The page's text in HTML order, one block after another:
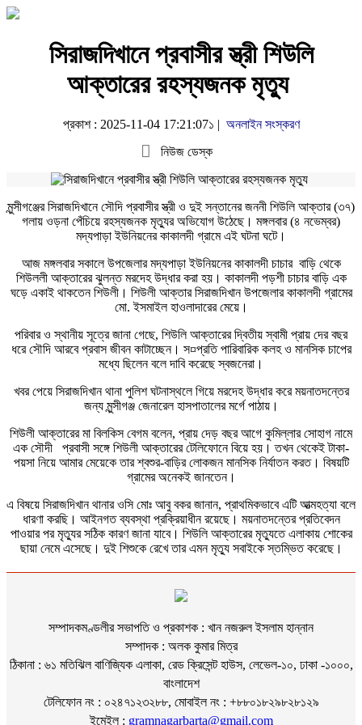
সিরাজদিখানে প্রবাসীর স্ত্রী শিউলি
আক্তারের রহস্যজনক মৃত্যু
প্রকাশ : 2025-11-04 17:21:07১ | অনলাইন সংস্করণ
নিউজ ডেস্ক
মুন্সীগঞ্জের সিরাজদিখানে সৌদি প্রবাসীর স্ত্রী ও দুই সন্তানের জননী শিউলি আক্তার (৩৭)
গলায় ওড়না পেঁচিয়ে রহস্যজনক মৃত্যুর অভিযোগ উঠেছে। মঙ্গলবার (৪ নভেম্বর)
মদ্যপাড়া ইউনিয়নের কাকালদী গ্রামে এই ঘটনা ঘটে।
আজ মঙ্গলবার সকালে উপজেলার মদ্যপাড়া ইউনিয়নের কাকালদী চাচার বাড়ি থেকে
শিউললী আক্তারের ঝুলন্ত মরদেহ উদ্ধার করা হয়। কাকালদী পড়শী চাচার বাড়ি এক
ঘড়ে একাই থাকতেন শিউলী। শিউলী আক্তার সিরাজদিখান উপজেলার কাকালদী গ্রামের
মো. ইসমাইল হাওলাদারের মেয়ে।
পরিবার ও স্থানীয় সূত্রে জানা গেছে, শিউলি আক্তারের দ্বিতীয় স্বামী প্রায় দের বছর
ধরে সৌদি আরবে প্রবাস জীবন কাটাচ্ছেন। স¤প্রতি পারিবারিক কলহ ও মানসিক চাপের
মধ্যে ছিলেন বলে দাবি করেছে স্বজনেরা।
খবর পেয়ে সিরাজদিখান থানা পুলিশ ঘটনাস্থলে গিয়ে মরদেহ উদ্ধার করে ময়নাতদন্তের
জন্য মুন্সীগঞ্জ জেনারেল হাসপাতালের মর্গে পাঠায়।
শিউলী আক্তারের মা বিলকিস বেগম বলেন, প্রায় দেড় বছর আগে কুমিল্লার সোহাগ নামে
এক সৌদী প্রবাসী সঙ্গে শিউলী আক্তারের টেলিফোনে বিয়ে হয়। তখন থেকেই টাকা-
পয়সা নিয়ে আমার মেয়েকে তার শ্বশুর-বাড়ির লোকজন মানসিক নির্যাতন করত। বিষয়টি
গ্রামের অনেকই জানতেন।
এ বিষয়ে সিরাজদিখান থানার ওসি মোঃ আবু বকর জানান, প্রাথমিকভাবে এটি আত্মহত্যা বলে
ধারণা করছি। আইনগত ব্যবস্থা প্রক্রিয়াধীন রয়েছে। ময়নাতদন্তের প্রতিবেদন
পাওয়ার পর মৃত্যুর সঠিক কারণ জানা যাবে। শিউলি আক্তারের মৃত্যুতে এলাকায় শোকের
ছায়া নেমে এসেছে। দুই শিশুকে রেখে তার এমন মৃত্যু সবাইকে স্তম্ভিত করেছে।
সম্পাদকমণ্ডলীর সভাপতি ও প্রকাশক : খান নজরুল ইসলাম হান্নান
সম্পাদক : অলক কুমার মিত্র
ঠিকানা : ৬১ মতিঝিল বাণিজ্যিক এলাকা, রেড ক্রিসেন্ট হাউস, লেভেল-১০, ঢাকা -১০০০,
বাংলাদেশ
টেলিফোন নং : ০২৪৭১২৩২৮৮, মোবাইল নং : +৮৮০১৮২৯৮২৮১২৯
ইমেইল : gramnagarbarta@gmail.com